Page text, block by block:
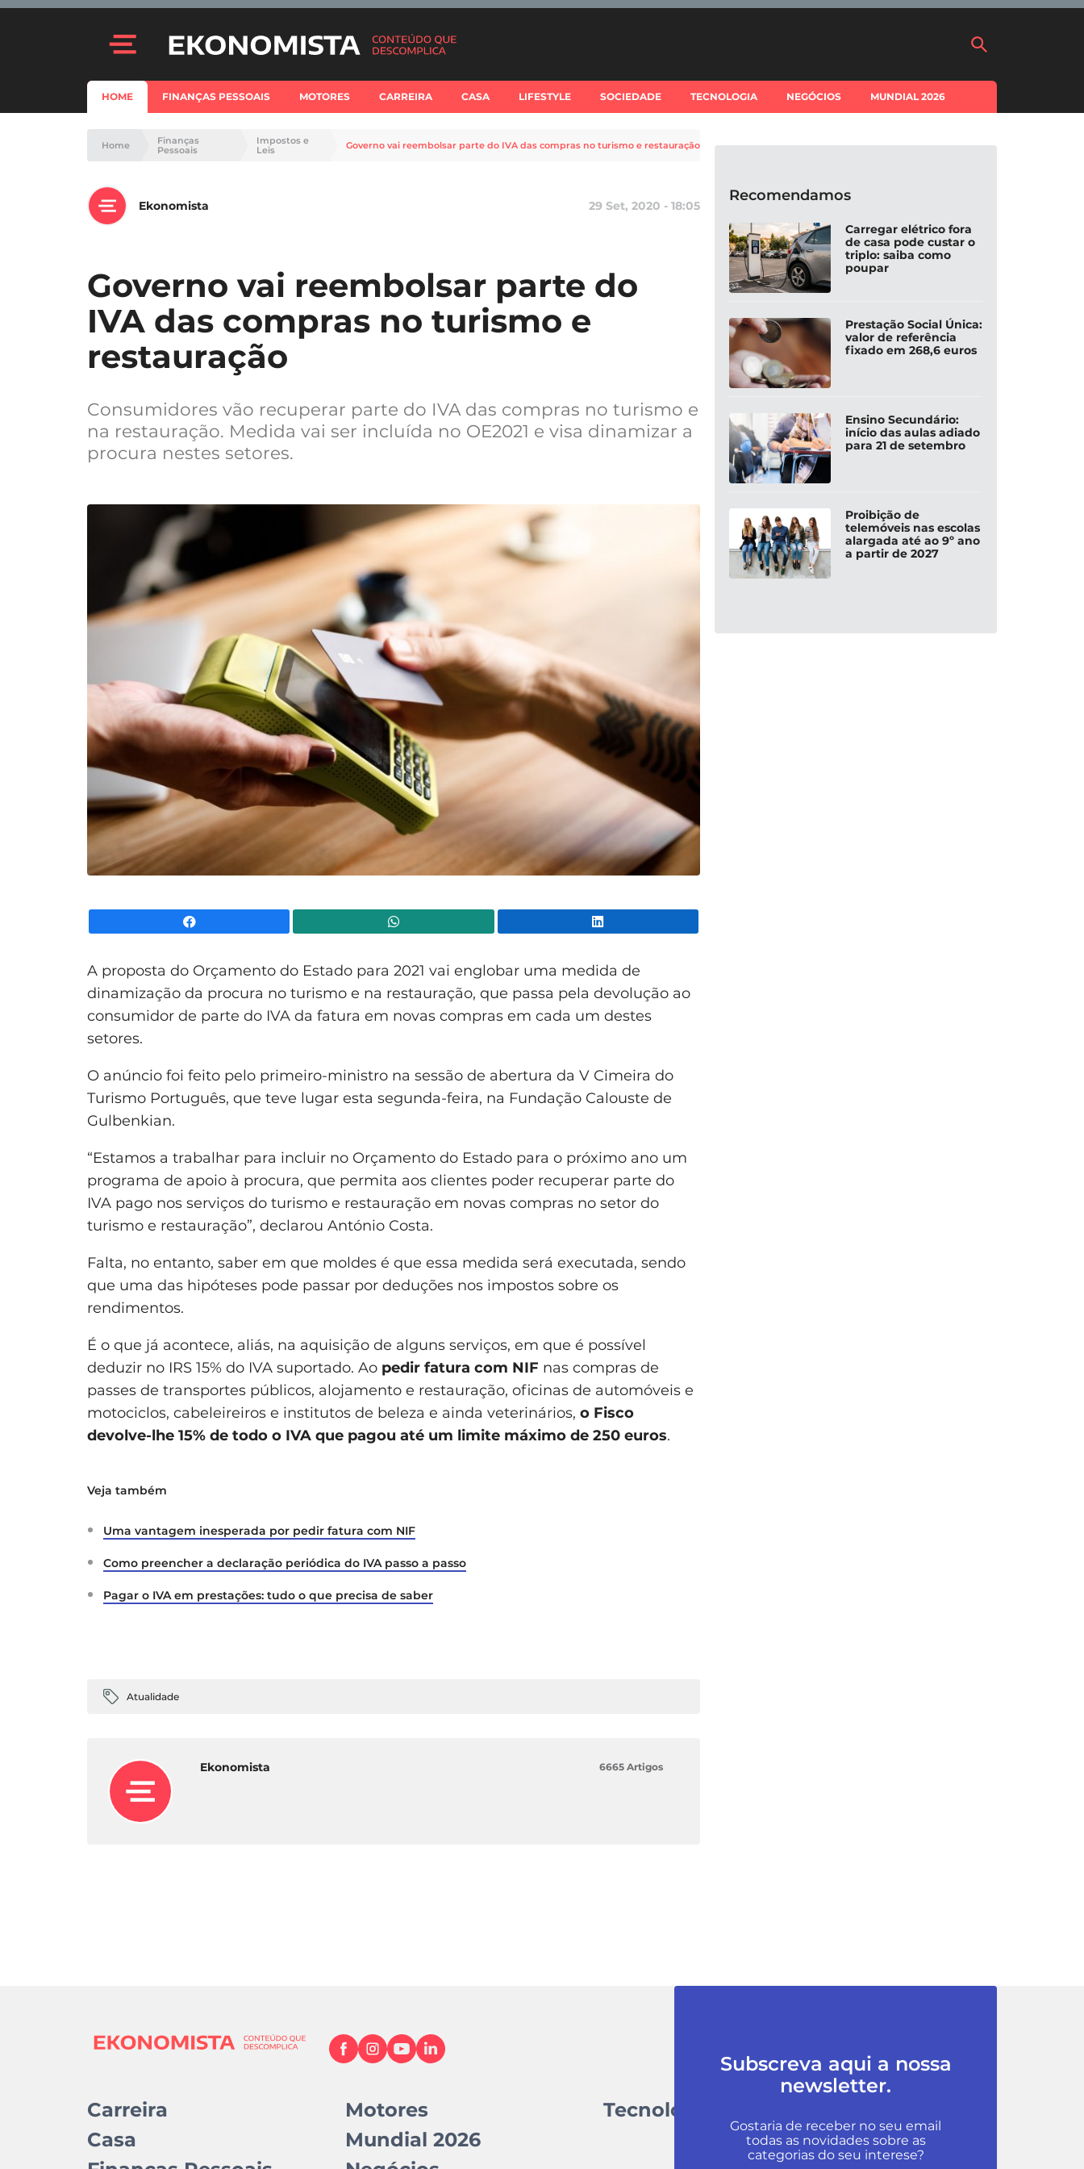
HOME FINANÇAS PESSOAIS MOTORES CARREIRA CASA LIFESTYLE SOCIEDADE TECNOLOGIA NEGÓCIOS MUNDIAL 2026
Home
Finanças
Pessoais
Impostos e
Leis
Governo vai reembolsar parte do IVA das compras no turismo e restauração
Ekonomista 29 Set, 2020 - 18:05
Governo vai reembolsar parte do
IVA das compras no turismo e
restauração
Consumidores vão recuperar parte do IVA das compras no turismo e
na restauração. Medida vai ser incluída no OE2021 e visa dinamizar a
procura nestes setores.
A proposta do Orçamento do Estado para 2021 vai englobar uma medida de
dinamização da procura no turismo e na restauração, que passa pela devolução ao
consumidor de parte do IVA da fatura em novas compras em cada um destes
setores.
O anúncio foi feito pelo primeiro-ministro na sessão de abertura da V Cimeira do
Turismo Português, que teve lugar esta segunda-feira, na Fundação Calouste de
Gulbenkian.
“Estamos a trabalhar para incluir no Orçamento do Estado para o próximo ano um
programa de apoio à procura, que permita aos clientes poder recuperar parte do
IVA pago nos serviços do turismo e restauração em novas compras no setor do
turismo e restauração”, declarou António Costa.
Falta, no entanto, saber em que moldes é que essa medida será executada, sendo
que uma das hipóteses pode passar por deduções nos impostos sobre os
rendimentos.
É o que já acontece, aliás, na aquisição de alguns serviços, em que é possível
deduzir no IRS 15% do IVA suportado. Ao pedir fatura com NIF nas compras de
passes de transportes públicos, alojamento e restauração, oficinas de automóveis e
motociclos, cabeleireiros e institutos de beleza e ainda veterinários, o Fisco
devolve-lhe 15% de todo o IVA que pagou até um limite máximo de 250 euros.
Veja também
Uma vantagem inesperada por pedir fatura com NIF
Como preencher a declaração periódica do IVA passo a passo
Pagar o IVA em prestações: tudo o que precisa de saber
Atualidade
Ekonomista 6665 Artigos
Recomendamos
Carregar elétrico fora
de casa pode custar o
triplo: saiba como
poupar
Prestação Social Única:
valor de referência
fixado em 268,6 euros
Ensino Secundário:
início das aulas adiado
para 21 de setembro
Proibição de
telemóveis nas escolas
alargada até ao 9º ano
a partir de 2027
Carreira
Casa
Motores
Mundial 2026
Tecnologia
Subscreva aqui a nossa
newsletter.
Gostaria de receber no seu email
todas as novidades sobre as
categorias do seu interese?